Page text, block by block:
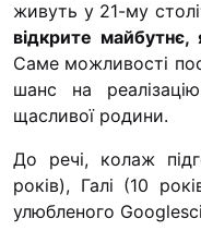
живуть у 21-му
відкрите
Саме можливості
шанс на
щасливої родини.
До речі, колаж
років), Галі (10
улюбленого